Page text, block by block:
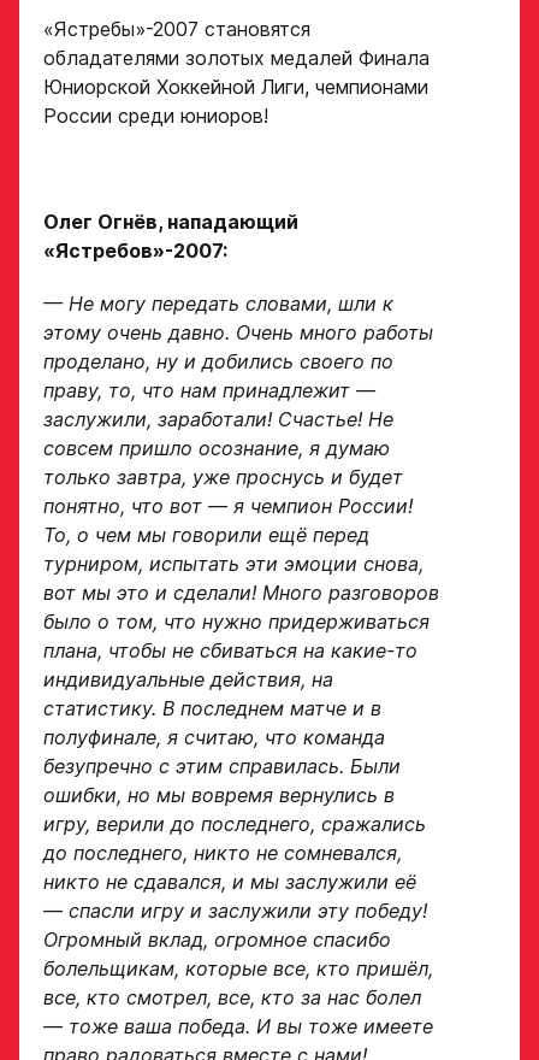
«Ястребы»-2007 становятся
обладателями золотых медалей Финала
Юниорской Хоккейной Лиги, чемпионами
России среди юниоров!
Олег Огнёв, нападающий
«Ястребов»-2007:
— Не могу передать словами, шли к
этому очень давно. Очень много работы
проделано, ну и добились своего по
праву, то, что нам принадлежит —
заслужили, заработали! Счастье! Не
совсем пришло осознание, я думаю
только завтра, уже проснусь и будет
понятно, что вот — я чемпион России!
То, о чем мы говорили ещё перед
турниром, испытать эти эмоции снова,
вот мы это и сделали! Много разговоров
было о том, что нужно придерживаться
плана, чтобы не сбиваться на какие-то
индивидуальные действия, на
статистику. В последнем матче и в
полуфинале, я считаю, что команда
безупречно с этим справилась. Были
ошибки, но мы вовремя вернулись в
игру, верили до последнего, сражались
до последнего, никто не сомневался,
никто не сдавался, и мы заслужили её
— спасли игру и заслужили эту победу!
Огромный вклад, огромное спасибо
болельщикам, которые все, кто пришёл,
все, кто смотрел, все, кто за нас болел
— тоже ваша победа. И вы тоже имеете
право радоваться вместе с нами!
В случае положительного
ответа с законным
представителем игрока
свяжутся по указанному
Отправить
Номер телефона
законного
представителя
персональных
данных
Ассоциации
ХК Авангард
попадает в базу
скаутского отдела
Академии «Авангард»
В случае положительного
ответа с законным
представителем игрока
свяжутся по указанному
в заявке номеру!
Отправить